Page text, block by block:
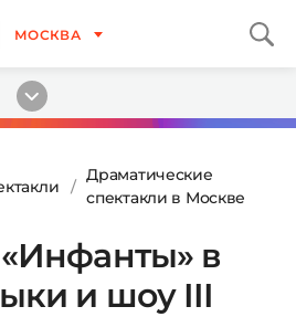
МОСКВА
Драматические
спектакли в Москве
в
и шоу III